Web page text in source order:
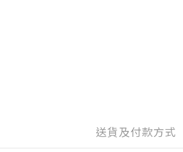
送貨及付款方式